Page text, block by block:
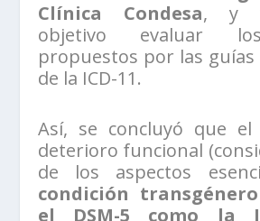
Clínica Condesa, y
objetivo evaluar
propuestos por las guías
de la ICD-11.
Así, se concluyó que
deterioro funcional
de los aspectos
condición
el DSM-5 como la